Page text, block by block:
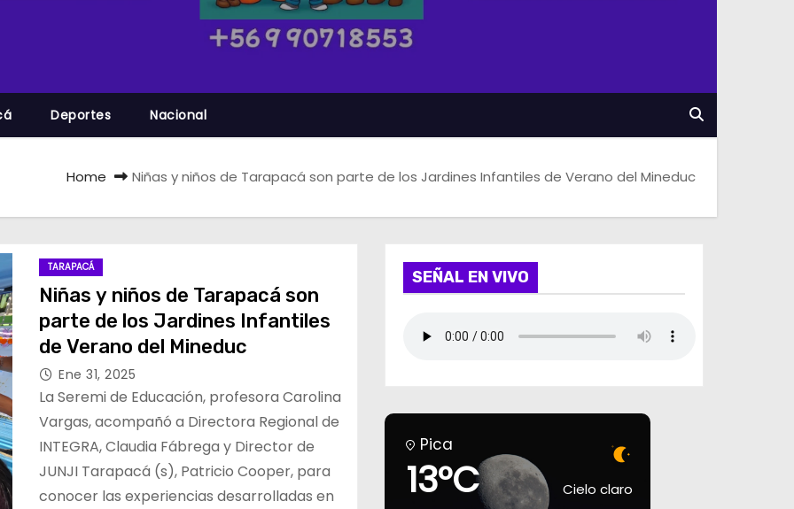
Deportes Nacional
Home Niñas y niños de Tarapacá son parte de los Jardines Infantiles de Verano del Mineduc
TARAPACÁ
Niñas y niños de Tarapacá son
parte de los Jardines Infantiles
de Verano del Mineduc
Ene 31, 2025
La Seremi de Educación, profesora Carolina
Vargas, acompañó a Directora Regional de
INTEGRA, Claudia Fábrega y Director de
JUNJI Tarapacá (s), Patricio Cooper, para
conocer las experiencias desarrolladas en
SEÑAL EN VIVO
Pica
13°C Cielo claro